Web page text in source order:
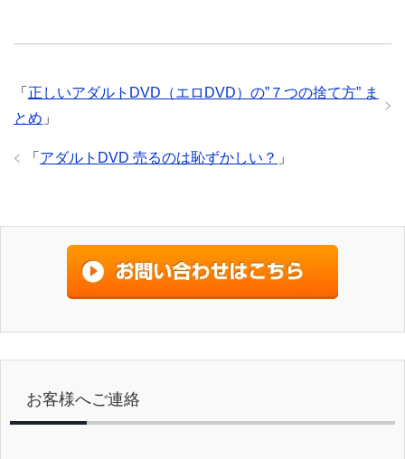
「 正しいアダルトDVD（エロDVD）の”７つの捨て方” ま
とめ 」
「 アダルトDVD 売るのは恥ずかしい？ 」
お客様へご連絡